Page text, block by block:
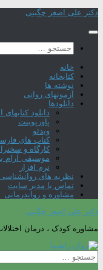
Skip
content
دکتر علی اصغر چگینی
جستجو
برای:
خانه
کتابخانه
نوشته ها
آزمونهای روانی
دانلودها
دانلود کتابهای
پاورپوینت
ویدئو
کتاب های
کارگاه و
موسیقی آرام
نرم افزار
نظریه های روانشناسی
تماس با مدیر سایت
مشاوره و رواندرمانی
دکتر علی اصغر چگینی
مشاوره کودک ، درمان
جستجو
برای: